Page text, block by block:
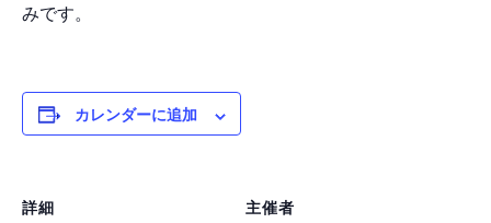
みです。
カレンダーに追加
詳細
主催者